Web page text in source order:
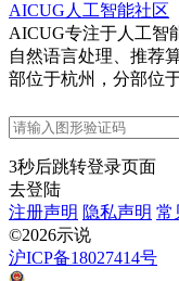
AICUG人工智能社区
AICUG专注于人工智
自然语言处理、推荐
部位于杭州，分部位
3秒后跳转登录页面
去登陆
注册声明 隐私声明 常
©2026示说
沪ICP备18027414号